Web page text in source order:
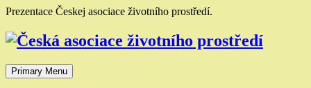
Skip
content
Prezentace Českej asociace životního prostředí.
Primary Menu